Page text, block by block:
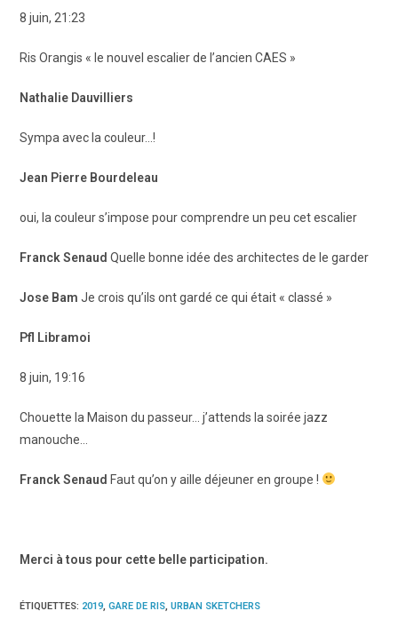
8 juin, 21:23
Ris Orangis « le nouvel escalier de l’ancien CAES »
Nathalie Dauvilliers
Sympa avec la couleur…!
Jean Pierre Bourdeleau
oui, la couleur s’impose pour comprendre un peu cet escalier
Franck Senaud Quelle bonne idée des architectes de le garder
Jose Bam Je crois qu’ils ont gardé ce qui était « classé »
Pfl Libramoi
8 juin, 19:16
Chouette la Maison du passeur… j’attends la soirée jazz
manouche…
Franck Senaud Faut qu’on y aille déjeuner en groupe !
Merci à tous pour cette belle participation.
ÉTIQUETTES: 2019 GARE DE RIS URBAN SKETCHERS